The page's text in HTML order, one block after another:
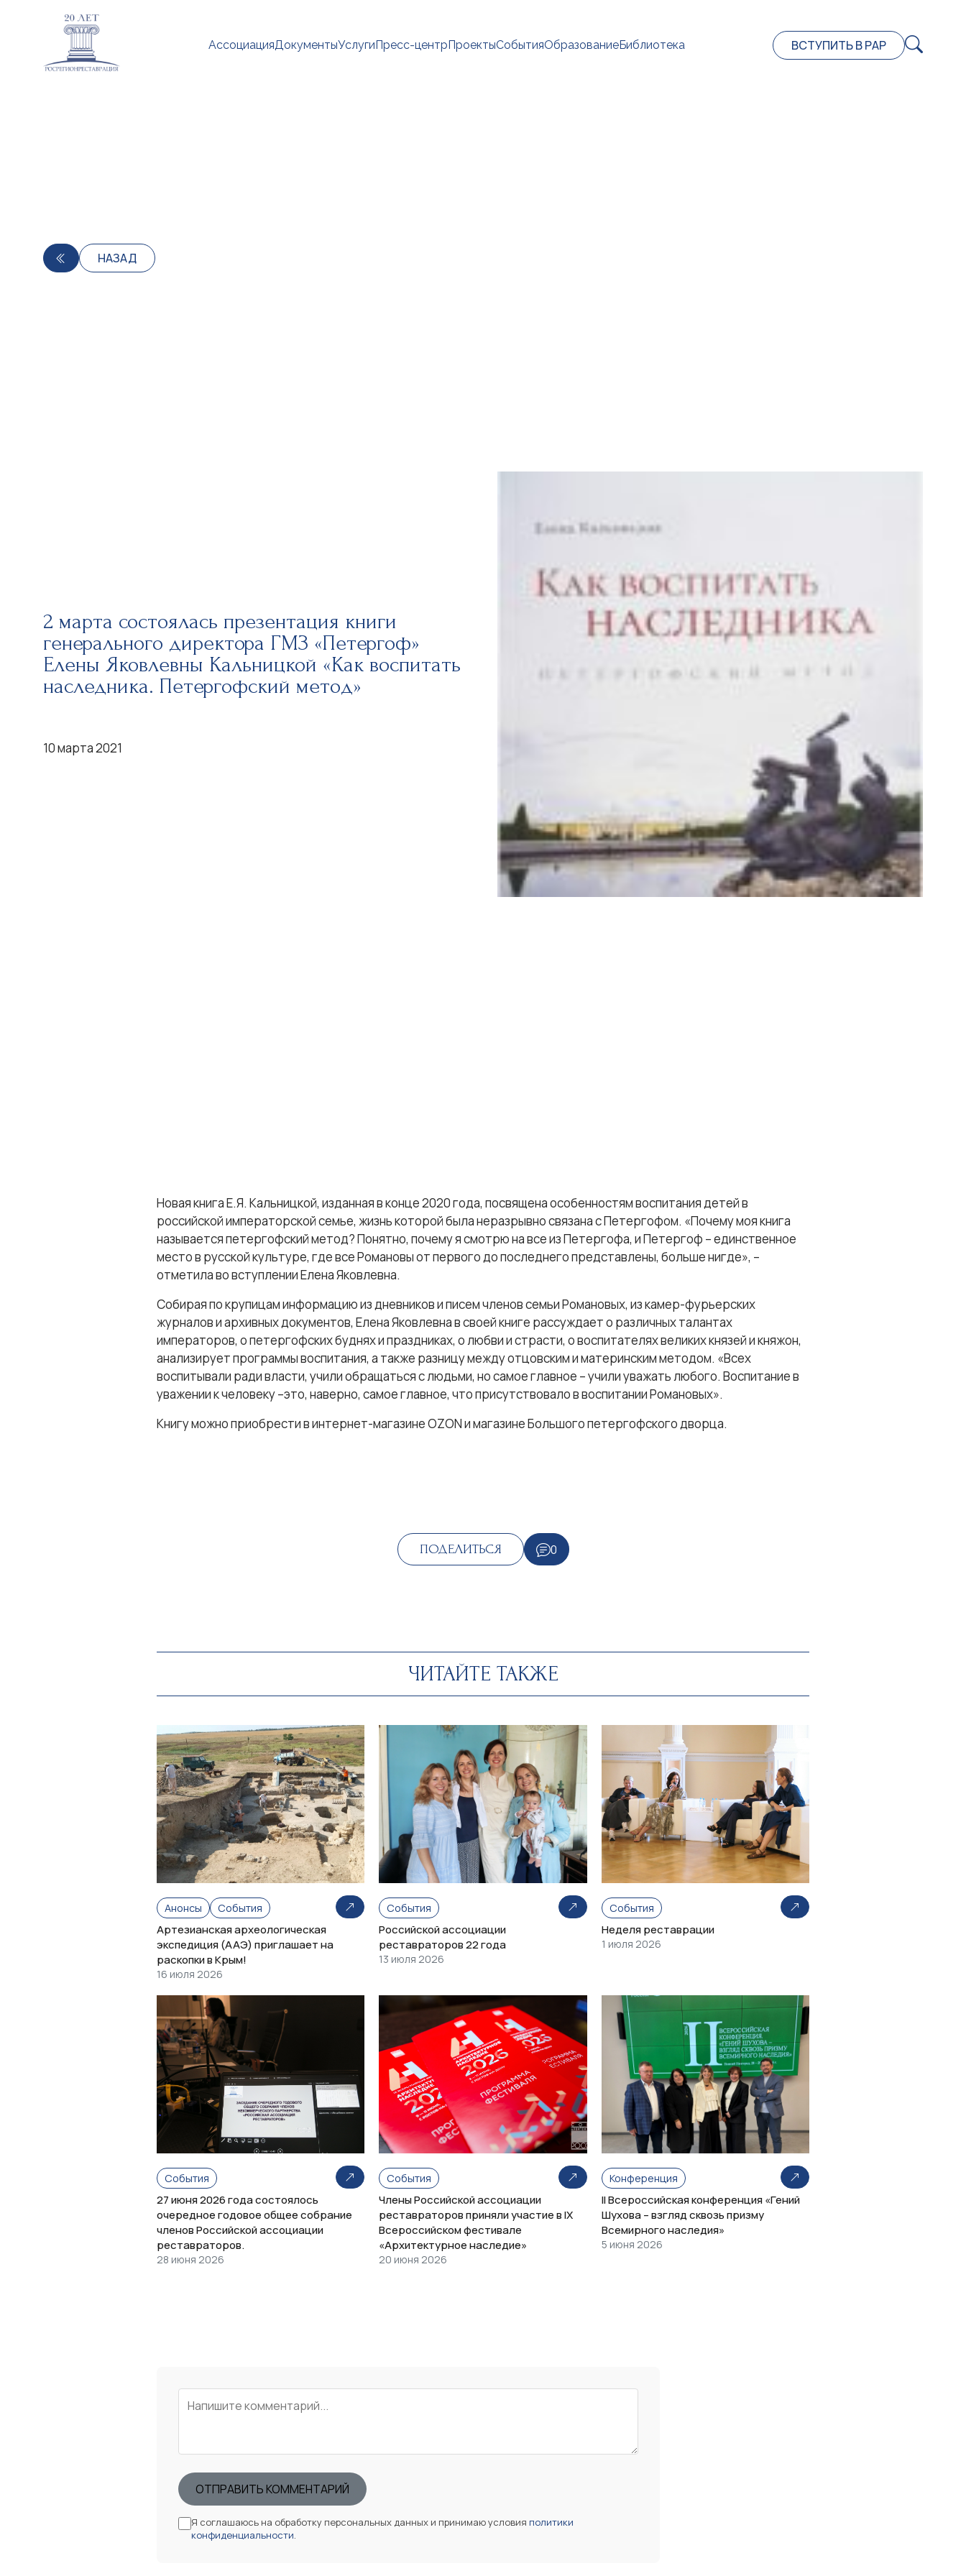
АссоциацияДокументыУслугиПресс-центрПроектыСобытияОбразованиеБиблиотека ВСТУПИТЬ В РАР
НАЗАД
2 марта состоялась презентация книги
генерального директора ГМЗ «Петергоф»
Елены Яковлевны Кальницкой «Как воспитать
наследника. Петергофский метод»
10 марта 2021
Новая книга Е.Я. Кальницкой, изданная в конце 2020 года, посвящена особенностям воспитания детей в
российской императорской семье, жизнь которой была неразрывно связана с Петергофом. «Почему моя книга
называется петергофский метод? Понятно, почему я смотрю на все из Петергофа, и Петергоф – единственное
место в русской культуре, где все Романовы от первого до последнего представлены, больше нигде», –
отметила во вступлении Елена Яковлевна.
Собирая по крупицам информацию из дневников и писем членов семьи Романовых, из камер-фурьерских
журналов и архивных документов, Елена Яковлевна в своей книге рассуждает о различных талантах
императоров, о петергофских буднях и праздниках, о любви и страсти, о воспитателях великих князей и княжон,
анализирует программы воспитания, а также разницу между отцовским и материнским методом. «Всех
воспитывали ради власти, учили обращаться с людьми, но самое главное – учили уважать любого. Воспитание в
уважении к человеку –это, наверно, самое главное, что присутствовало в воспитании Романовых».
Книгу можно приобрести в интернет-магазине OZON и магазине Большого петергофского дворца.
ПОДЕЛИТЬСЯ 0
ЧИТАЙТЕ ТАКЖЕ
Анонсы События
Артезианская археологическая
экспедиция (ААЭ) приглашает на
раскопки в Крым!
16 июля 2026
События
Российской ассоциации
реставраторов 22 года
13 июля 2026
События
Неделя реставрации
1 июля 2026
События
27 июня 2026 года состоялось
очередное годовое общее собрание
членов Российской ассоциации
реставраторов.
28 июня 2026
События
Члены Российской ассоциации
реставраторов приняли участие в IX
Всероссийском фестивале
«Архитектурное наследие»
20 июня 2026
Конференция
II Всероссийская конференция «Гений
Шухова – взгляд сквозь призму
Всемирного наследия»
5 июня 2026
ОТПРАВИТЬ КОММЕНТАРИЙ
Я соглашаюсь на обработку персональных данных и принимаю условия политики
конфиденциальности.